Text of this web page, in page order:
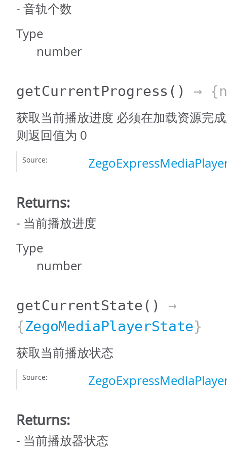
- 音轨个数
Type
number
getCurrentProgress () →
获取当前播放进度 必须在加载资源完
则返回值为 0
Source:
Returns:
- 当前播放进度
Type
number
getCurrentState()
→
{ZegoMediaPlayerState}
获取当前播放状态
Source:
Returns:
- 当前播放器状态